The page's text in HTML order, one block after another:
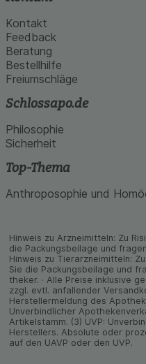
Kontakt
Feedback
Beratung
Bestellhilfe
Freiumschläge
Schlossapo.de
Philosophie
Sicherheit
Top-Thema
Anthroposophie und
Hinweis zu Arzneimitteln: Zu
die Packungs­beilage und
Hinweis zu Tier­arz­nei­mitteln:
Sie die Packungs­beilage und
theker. · Alle Preise inklusive
zzgl. evtl. anfallender
Herstellermeldung des
Unverbindlicher
Artikelstamm. (3) UVP:
Herstellers. Absolute oder
auf den UAVP oder den UVP.